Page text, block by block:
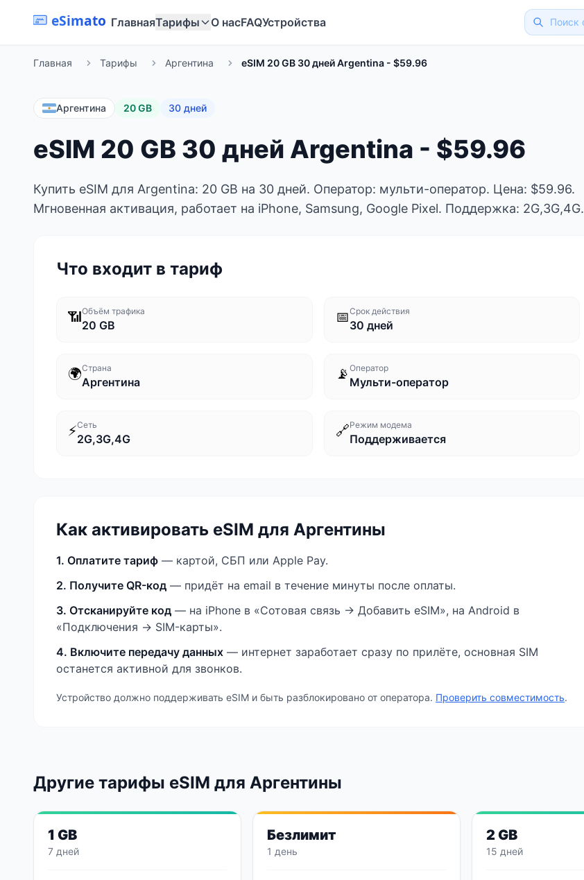
eSimato ГлавнаяТарифы О насFAQУстройства
Главная Тарифы Аргентина eSIM 20 GB 30 дней Argentina - $59.96
Аргентина 20 GB 30 дней
eSIM 20 GB 30 дней Argentina - $59.96
Купить eSIM для Argentina: 20 GB на 30 дней. Оператор: мульти-оператор. Цена: $59.96.
Мгновенная активация, работает на iPhone, Samsung, Google Pixel. Поддержка: 2G,3G,4G.
Что входит в тариф
📶Объём трафика
20 GB 📅Срок действия
30 дней
🌍Страна
Аргентина 📡 Оператор
Мульти-оператор
⚡Сеть
2G,3G,4G 🔗Режим модема
Поддерживается
Как активировать eSIM для Аргентины
1. Оплатите тариф — картой, СБП или Apple Pay.
2. Получите QR-код — придёт на email в течение минуты после оплаты.
3. Отсканируйте код — на iPhone в «Сотовая связь → Добавить eSIM», на Android в
«Подключения → SIM-карты».
4. Включите передачу данных — интернет заработает сразу по прилёте, основная SIM
останется активной для звонков.
Устройство должно поддерживать eSIM и быть разблокировано от оператора. Проверить совместимость.
Другие тарифы eSIM для Аргентины
1 GB
7 дней
Безлимит
1 день
2 GB
15 дней